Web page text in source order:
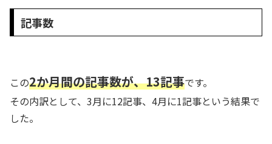
記事数
この2か月間の記事数が、13記事です。
その内訳として、3月に12記事、4月に1記事という結果で
した。